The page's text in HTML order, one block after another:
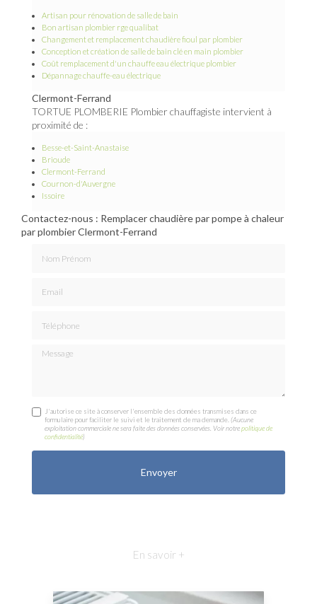
Artisan pour rénovation de salle de bain
Bon artisan plombier rge qualibat
Changement et remplacement chaudière fioul par plombier
Conception et création de salle de bain clé en main plombier
Coût remplacement d'un chauffe eau électrique plombier
Dépannage chauffe-eau électrique
Clermont-Ferrand
TORTUE PLOMBERIE Plombier chauffagiste intervient à
proximité de :
Besse-et-Saint-Anastaise
Brioude
Clermont-Ferrand
Cournon-d'Auvergne
Issoire
Contactez-nous : Remplacer chaudière par pompe à chaleur
par plombier Clermont-Ferrand
Message
J'autorise ce site à conserver l'ensemble des données transmises dans ce
formulaire pour faciliter le suivi et le traitement de ma demande.(Aucune
exploitation commerciale ne sera faite des données conservées. Voir notrepolitique de
confidentialité)
En savoir +